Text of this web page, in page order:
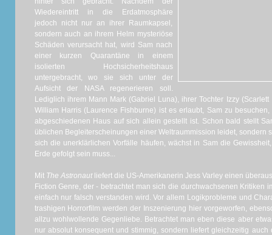
Wiedereintritt in die Erdatmosphäre
jedoch nicht nur an ihrer Raumkapsel,
sondern auch an ihrem Helm mysteriöse
Schäden verursacht hat, wird Sam nach
einer kurzen Quarantäne in einem
isolierten Hochsicherheitshaus
untergebracht, wo sie sich unter der
Aufsicht der NASA regenerieren soll.
Lediglich ihrem Mann Mark (Gabriel Luna), ihrer Tochter Izzy
William Harris (Laurence Fishburne) ist es erlaubt, Sam zu
abgeschiedenen Haus auf sich allein gestellt ist. Schon bald stellt
üblichen Begleiterscheinungen einer Weltraummission leidet, sondern
sich die unerklärlichen Vorfälle häufen, wächst in Sam die
Erde gefolgt sein muss...
Mit The Astronautliefert die US-Amerikanerin Jess Varley einen
Fiction Genre, der - betrachtet man sich die durchwachsenen Kritiken
einfach nur falsch verstanden wird. Vor allem Logikprobleme und
trashigen Horrorfilm werden der Inszenierung hier vorgeworfen,
allzu wohlwollende Gegenliebe. Betrachtet man eben diese aber
nur absolut konsequent und stimmig, sondern liefert gleichzeitig